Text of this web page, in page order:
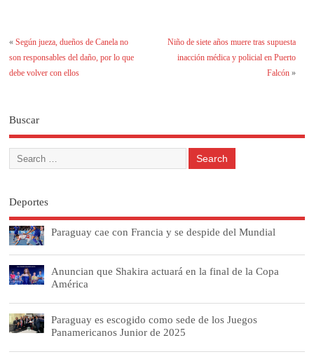
«Según jueza, dueños de Canela no
son responsables del daño, por lo que
debe volver con ellos
Niño de siete años muere tras supuesta
inacción médica y policial en Puerto
Falcón»
Buscar
Deportes
Paraguay cae con Francia y se despide del Mundial
Anuncian que Shakira actuará en la final de la Copa
América
Paraguay es escogido como sede de los Juegos
Panamericanos Junior de 2025